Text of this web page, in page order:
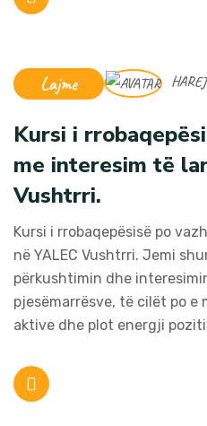
Lajme
Kursi i
me interesim të
Vushtrri.
Kursi i rrobaqepësisë po
në YALEC Vushtrri. Jemi
përkushtimin dhe
pjesëmarrësve, të cilët po e
aktive dhe plot energji